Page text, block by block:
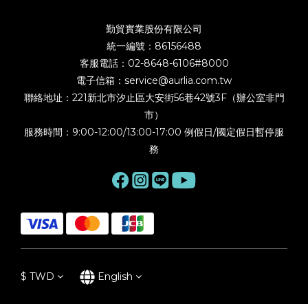
勤貿實業股份有限公司
統一編號：86156488
客服電話：02-8648-6106#8000
電子信箱：service@aurlia.com.tw
聯絡地址：221新北市汐止區大安街56巷42號3F（辦公室非門
市）
服務時間：9:00-12:00/13:00-17:00 例假日/國定假日暫停服
務
$ TWD English